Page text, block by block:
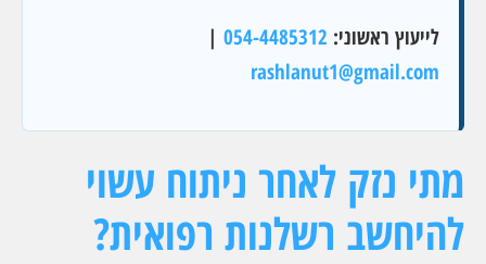
לייעוץ ראשוני: 054-4485312
|
rashlanut1@gmail.com
מתי נזק לאחר ניתוח עשוי
להיחשב רשלנות רפואית?